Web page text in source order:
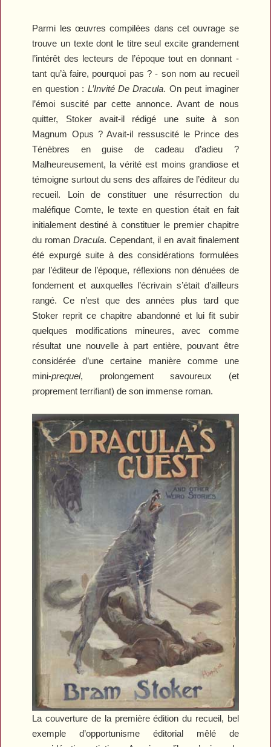
Parmi les œuvres compilées dans cet ouvrage se
trouve un texte dont le titre seul excite grandement
l’intérêt des lecteurs de l’époque tout en donnant -
tant qu’à faire, pourquoi pas ? - son nom au recueil
en question : L’Invité De Dracula. On peut imaginer
l’émoi suscité par cette annonce. Avant de nous
quitter, Stoker avait-il rédigé une suite à son
Magnum Opus ? Avait-il ressuscité le Prince des
Ténèbres en guise de cadeau d’adieu ?
Malheureusement, la vérité est moins grandiose et
témoigne surtout du sens des affaires de l’éditeur du
recueil. Loin de constituer une résurrection du
maléfique Comte, le texte en question était en fait
initialement destiné à constituer le premier chapitre
du roman Dracula. Cependant, il en avait finalement
été expurgé suite à des considérations formulées
par l’éditeur de l’époque, réflexions non dénuées de
fondement et auxquelles l’écrivain s’était d’ailleurs
rangé. Ce n’est que des années plus tard que
Stoker reprit ce chapitre abandonné et lui fit subir
quelques modifications mineures, avec comme
résultat une nouvelle à part entière, pouvant être
considérée d’une certaine manière comme une
mini-prequel, prolongement savoureux (et
proprement terrifiant) de son immense roman.
La couverture de la première édition du recueil, bel
exemple d’opportunisme éditorial mêlé de